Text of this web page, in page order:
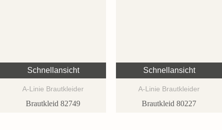
Schnellansicht
A-Linie Brautkleider
Brautkleid 82749
Schnellansicht
A-Linie Brautkleider
Brautkleid 80227